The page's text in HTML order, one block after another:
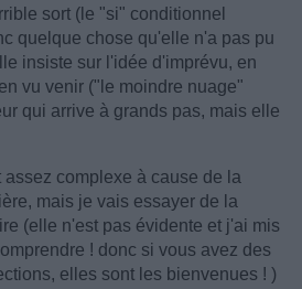
sort (le "si" conditionnel
quelque chose qu'elle n'a pas pu
insiste sur l'idée d'imprévu, en
vu venir ("le moindre nuage"
qui arrive à grands pas, mais elle
assez complexe à cause de la
mais je vais essayer de la
(elle n'est pas évidente et j'ai mis
! donc si vous avez des
elles sont les bienvenues ! )